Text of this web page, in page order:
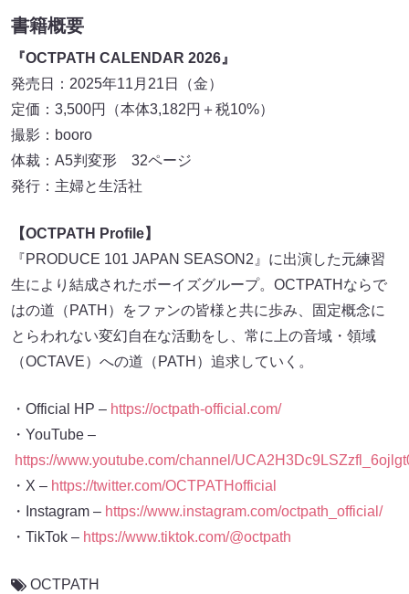
書籍概要
『OCTPATH CALENDAR 2026』
発売日：2025年11月21日（金）
定価：3,500円（本体3,182円＋税10%）
撮影：booro
体裁：A5判変形 32ページ
発行：主婦と生活社
【OCTPATH Profile】
『PRODUCE 101 JAPAN SEASON2』に出演した元練習
生により結成されたボーイズグループ。OCTPATHならで
はの道（PATH）をファンの皆様と共に歩み、固定概念に
とらわれない変幻自在な活動をし、常に上の音域・領域
（OCTAVE）への道（PATH）追求していく。
・Official HP – https://octpath-official.com/
・YouTube –
https://www.youtube.com/channel/
・X – https://twitter.com/OCTPATHofficial
・Instagram – https://www.instagram.com/octpath_official/
・TikTok – https://www.tiktok.com/@octpath
OCTPATH